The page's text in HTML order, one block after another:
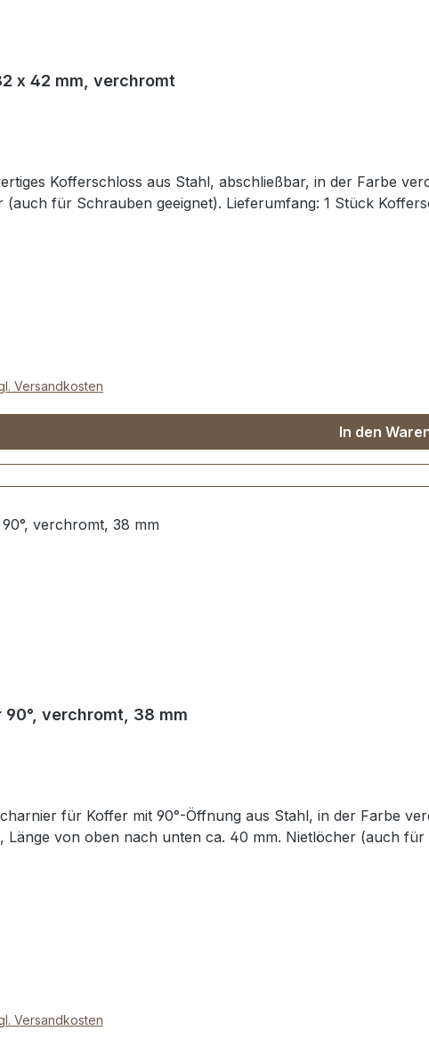
x 42 mm, verchromt
Kofferschloss aus Stahl, abschließbar, in der Farbe
(auch für Schrauben geeignet). Lieferumfang: 1 Stück
Versandkosten
In den
verchromt, 38 mm
für Koffer mit 90°-Öffnung aus Stahl, in der Farbe
Länge von oben nach unten ca. 40 mm. Nietlöcher (auch
Versandkosten